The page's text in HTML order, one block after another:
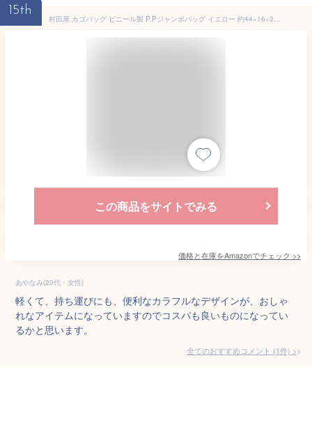
15th
村田屋 カゴバッグ ビニール製 P.Pジャンボバッグ イエロー 約44×16×32cm(持ち手まで約48cm)9687
この商品をサイトでみる
価格と在庫をAmazonでチェック >>
あやなみ(20代・女性)
軽くて、持ち運びにも、便利なカラフルなデザインが、おしゃ
れなアイテムになっていますのでコスパも良いものになってい
るかと思います。
全てのおすすめコメント (1件) >